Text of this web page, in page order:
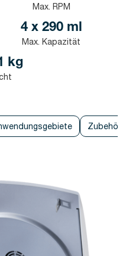
Max. RPM
4 x 290 ml
Max. Kapazität
kg
Zubehör